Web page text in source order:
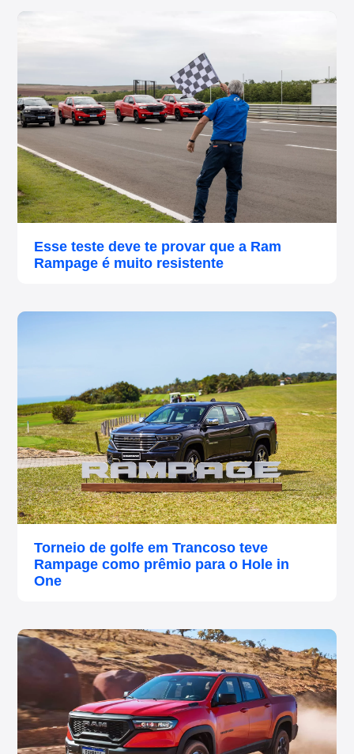
Esse teste deve te provar que a Ram
Rampage é muito resistente
Torneio de golfe em Trancoso teve
Rampage como prêmio para o Hole in
One